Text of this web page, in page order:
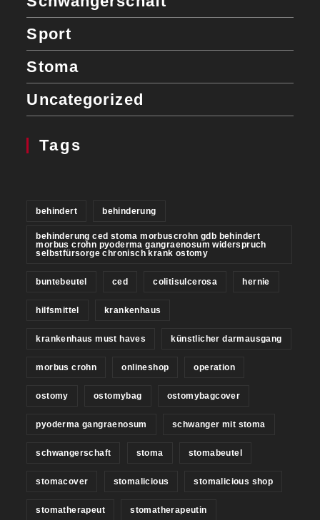
Sport
Stoma
Uncategorized
Tags
behindert behinderung
behinderung ced stoma morbuscrohn gdb behindert
morbus crohn pyoderma gangraenosum widerspruch
selbstfürsorge chronisch krank ostomy
buntebeutel ced colitisulcerosa hernie
hilfsmittel krankenhaus
krankenhaus must haves künstlicher darmausgang
morbus crohn onlineshop operation
ostomy ostomybag ostomybagcover
pyoderma gangraenosum schwanger mit stoma
schwangerschaft stoma stomabeutel
stomacover stomalicious stomalicious shop
stomatherapeut stomatherapeutin